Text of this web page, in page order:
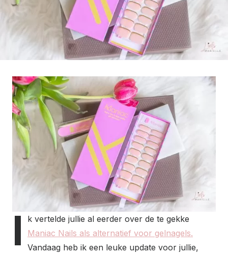
I
k vertelde jullie al eerder over de te gekke
Maniac Nails als alternatief voor gelnagels.
Vandaag heb ik een leuke update voor jullie,